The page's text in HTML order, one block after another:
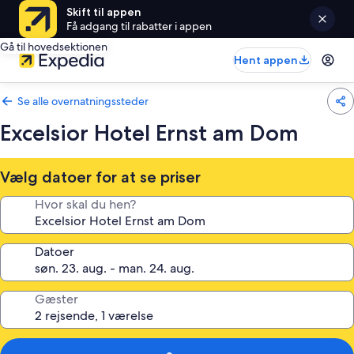
Skift til appen
Få adgang til rabatter i appen
Gå til hovedsektionen
Hent appen
Se alle overnatningssteder
Excelsior Hotel Ernst am Dom
Vælg datoer for at se priser
Hvor skal du hen?
Datoer
Gæster